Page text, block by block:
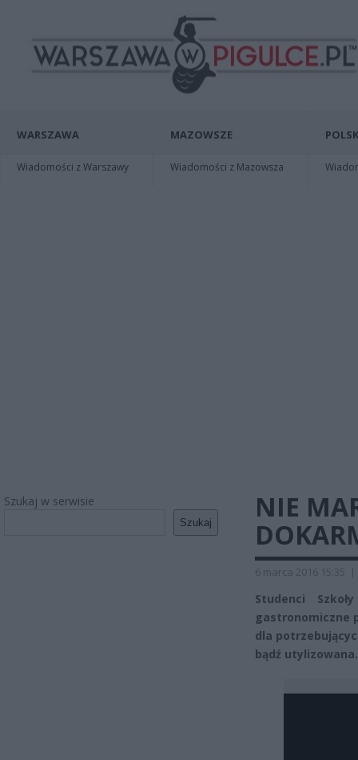
WARSZAWA
Wiadomości z Warszawy
MAZOWSZE
Wiadomości z Mazowsza
Szukaj w serwisie
Szukaj
NIE
6 marca 2016 15:35 |
Studenci
gastronomiczne
dla
bądź utylizowana.